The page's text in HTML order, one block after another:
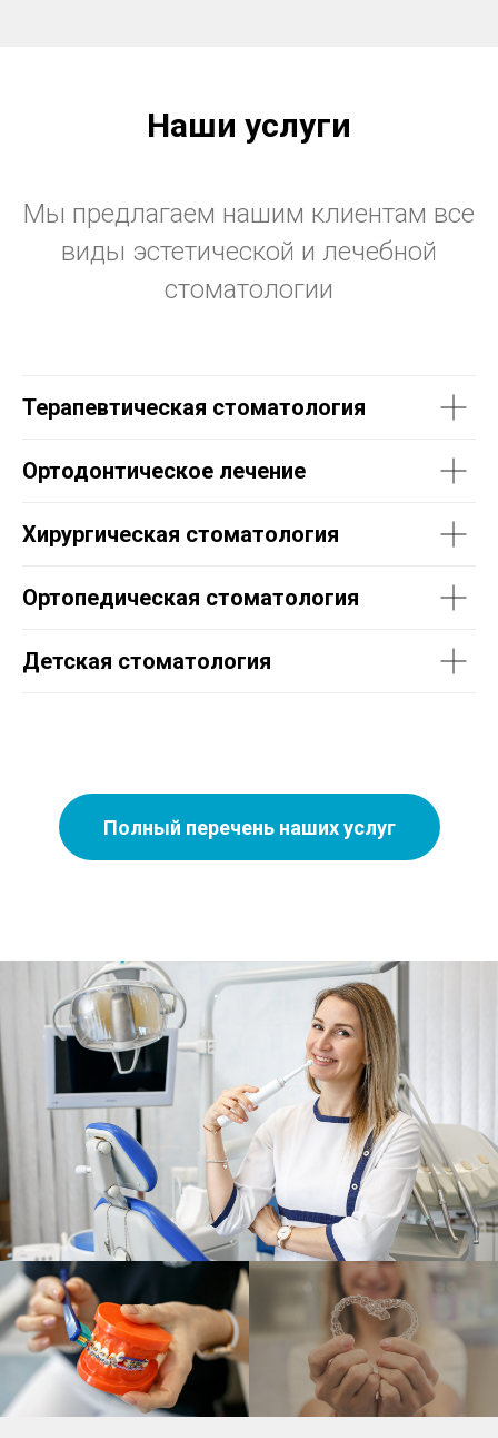
Наши услуги
Мы предлагаем нашим клиентам все
виды эстетической и лечебной
стоматологии
Терапевтическая стоматология
Ортодонтическое лечение
Хирургическая стоматология
Ортопедическая стоматология
Детская стоматология
Полный перечень наших услуг